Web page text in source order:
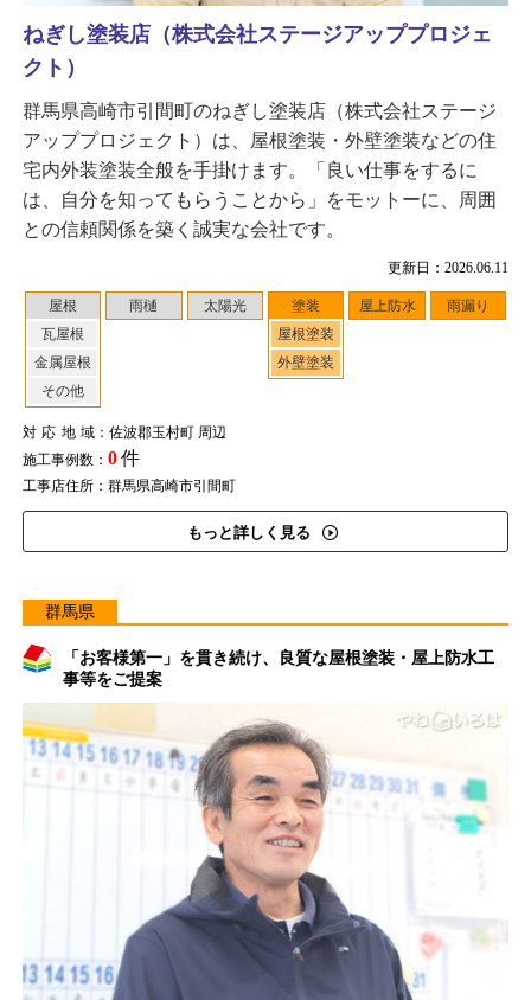
更新日：2026.06.11
屋根
瓦屋根
金属屋根
その他
雨樋 太陽光
塗装
屋根塗装
外壁塗装
屋上防水 雨漏り
対応地域：佐波郡玉村町 周辺
施工事例数： 0件
工事店住所：群馬県高崎市引間町
もっと詳しく見る
ねぎし塗装店（株式会社ステージアッププロジェ
クト）
群馬県高崎市引間町のねぎし塗装店（株式会社ステージ
アッププロジェクト）は、屋根塗装・外壁塗装などの住
宅内外装塗装全般を手掛けます。「良い仕事をするに
は、自分を知ってもらうことから」をモットーに、周囲
との信頼関係を築く誠実な会社です。
群馬県
「お客様第一」を貫き続け、良質な屋根塗装・屋上防水工
事等をご提案